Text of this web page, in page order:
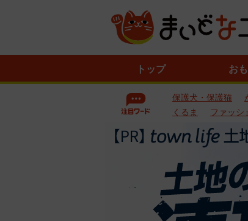
トップ お
保護犬・保護猫
くるま
ファッシ